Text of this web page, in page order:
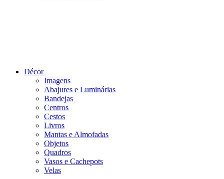
Décor
Imagens
Abajures e Luminárias
Bandejas
Centros
Cestos
Livros
Mantas e Almofadas
Objetos
Quadros
Vasos e Cachepots
Velas